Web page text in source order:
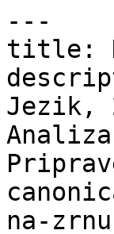
---
title:
Jezik,
na-